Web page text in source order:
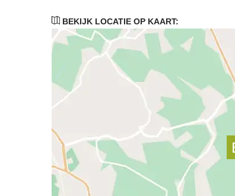
BEKIJK LOCATIE OP KAART: